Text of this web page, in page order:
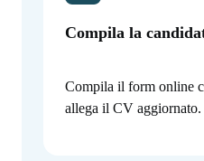
Compila la
Compila il form online
allega il CV aggiornato.